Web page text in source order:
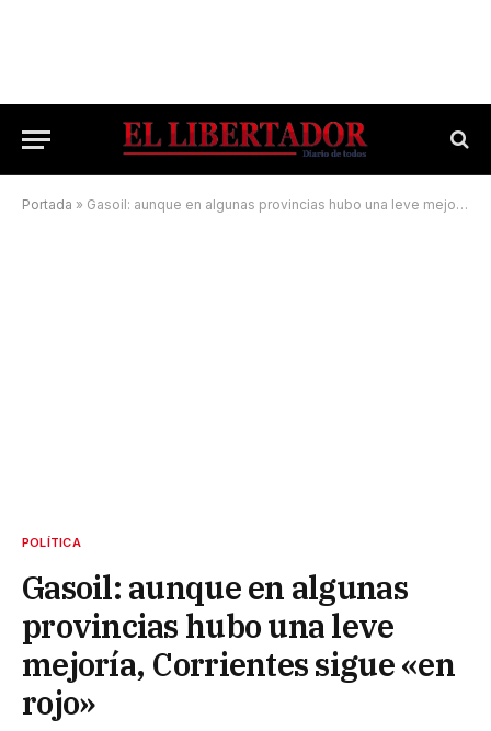
Portada » Gasoil: aunque en algunas provincias hubo una leve mejoría, Corrientes sigue «en rojo»
POLÍTICA
Gasoil: aunque en algunas
provincias hubo una leve
mejoría, Corrientes sigue «en
rojo»